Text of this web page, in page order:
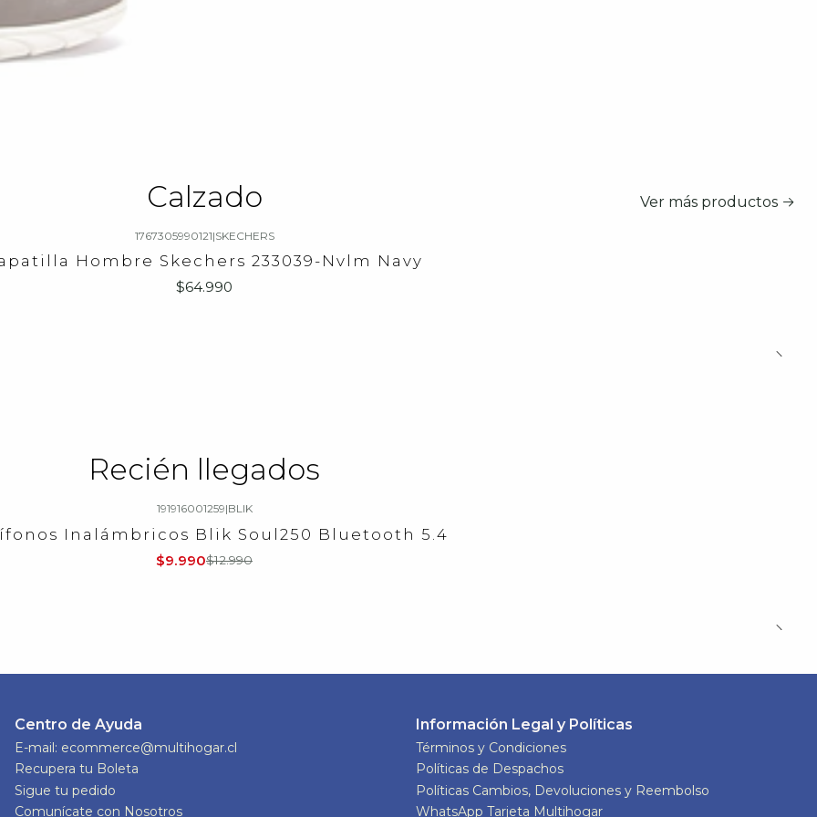
Calzado Ver más productos
1767305990121|SKECHERS
Hombre Skechers 233039-Nvlm Navy
$64.990
Recién llegados
191916001259|BLIK
Inalámbricos Blik Soul250 Bluetooth 5.4
$9.990$12.990
Centro de Ayuda
E-mail: ecommerce@multihogar.cl
Recupera tu Boleta
Sigue tu pedido
Comunícate con Nosotros
Información Legal y Políticas
Términos y Condiciones
Políticas de Despachos
Políticas Cambios, Devoluciones y Reembolso
WhatsApp Tarjeta Multihogar